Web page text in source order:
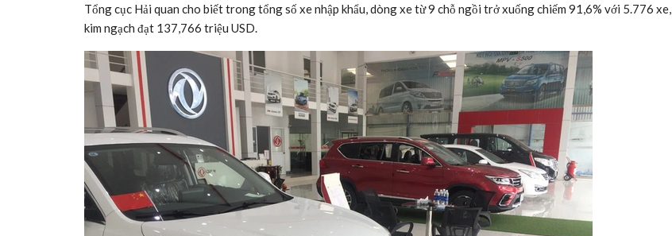
Tổng cục Hải quan cho biết trong tổng số xe nhập khẩu, dòng xe từ 9 chỗ ngồi trở xuống chiếm 91,6% với 5.776 xe,
kim ngạch đạt 137,766 triệu USD.